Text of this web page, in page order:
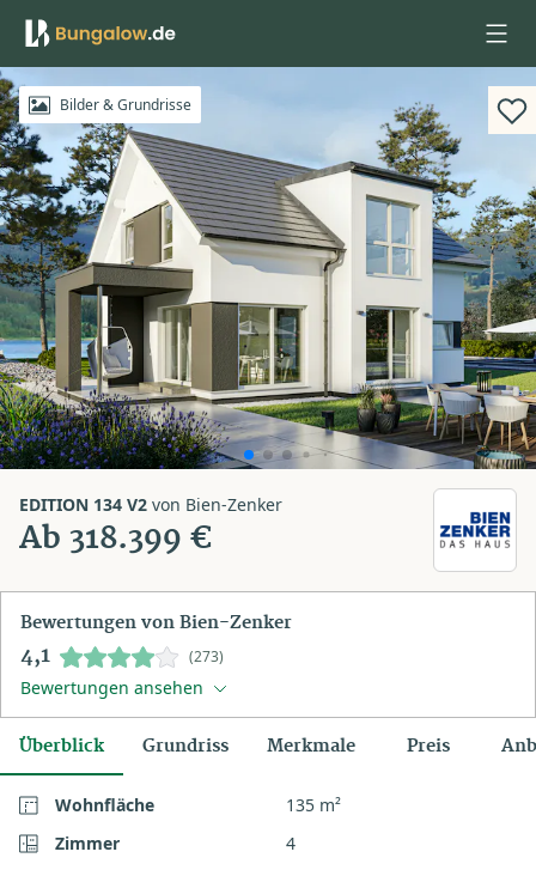
Anmelden
Bilder & Grundrisse
EDITION 134 V2 von Bien-Zenker
Ab 318.399 €
Bewertungen von Bien-Zenker
4,1 (273)
Bewertungen ansehen
Überblick Grundriss Merkmale Preis
Wohnfläche
135 m²
Zimmer
4